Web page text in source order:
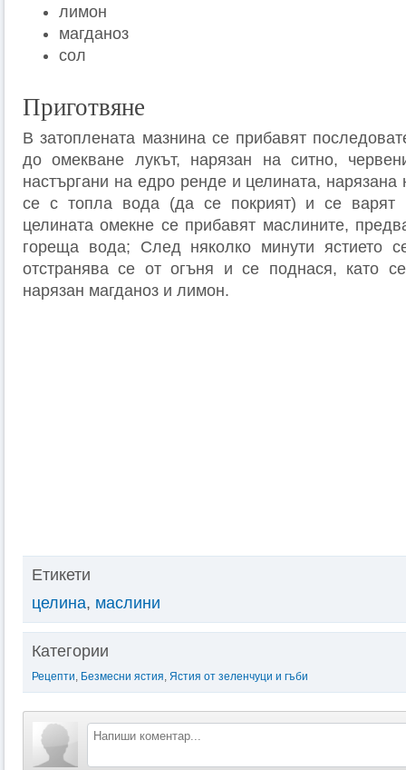
лимон
магданоз
сол
Приготвяне
В затоплената мазнина се прибавят
до омекване лукът, нарязан на ситно,
настъргани на едро ренде и целината,
се с топла вода (да се покрият) и се варят
целината омекне се прибавят маслините,
гореща вода; След няколко минути ястието
отстранява се от огъня и се поднася, като
нарязан магданоз и лимон.
Етикети
целина, маслини
Категории
Рецепти, Безмесни ястия, Ястия от зеленчуци и гъби